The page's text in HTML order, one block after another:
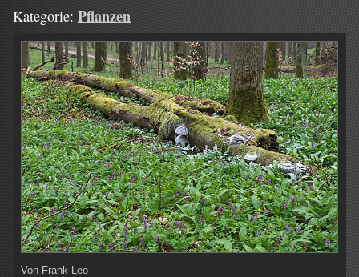
Kategorie: Pflanzen
Von Frank Leo